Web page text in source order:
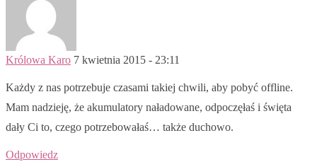
Królowa Karo 7 kwietnia 2015 - 23:11
Każdy z nas potrzebuje czasami takiej chwili, aby pobyć offline.
Mam nadzieję, że akumulatory naładowane, odpoczęłaś i święta
dały Ci to, czego potrzebowałaś… także duchowo.
Odpowiedz